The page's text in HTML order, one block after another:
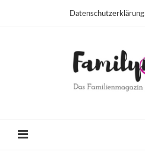
Datenschutzerklärung